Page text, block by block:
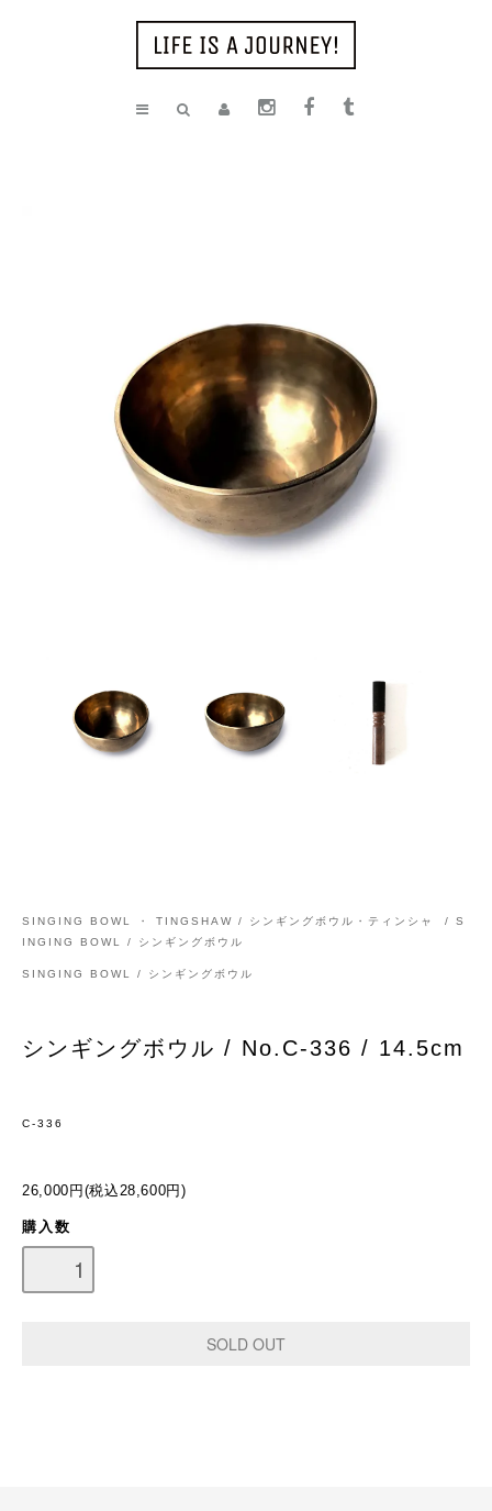
SINGING BOWL ・ TINGSHAW / シンギングボウル・ティンシャ /
S
INGING BOWL / シンギングボウル
SINGING BOWL / シンギングボウル
シンギングボウル / No.C-336 / 14.5cm
C-336
26,000円(税込28,600円)
購入数